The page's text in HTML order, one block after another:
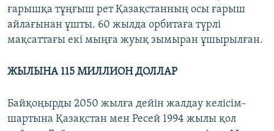
ғарышқа тұңғыш рет Қазақстанның осы ғарыш
айлағынан ұшты. 60 жылда орбитаға түрлі
мақсаттағы екі мыңға жуық зымыран ұшырылған.
ЖЫЛЫНА 115 МИЛЛИОН ДОЛЛАР
Байқоңырды 2050 жылға дейін жалдау келісім-
шартына Қазақстан мен Ресей 1994 жылы қол